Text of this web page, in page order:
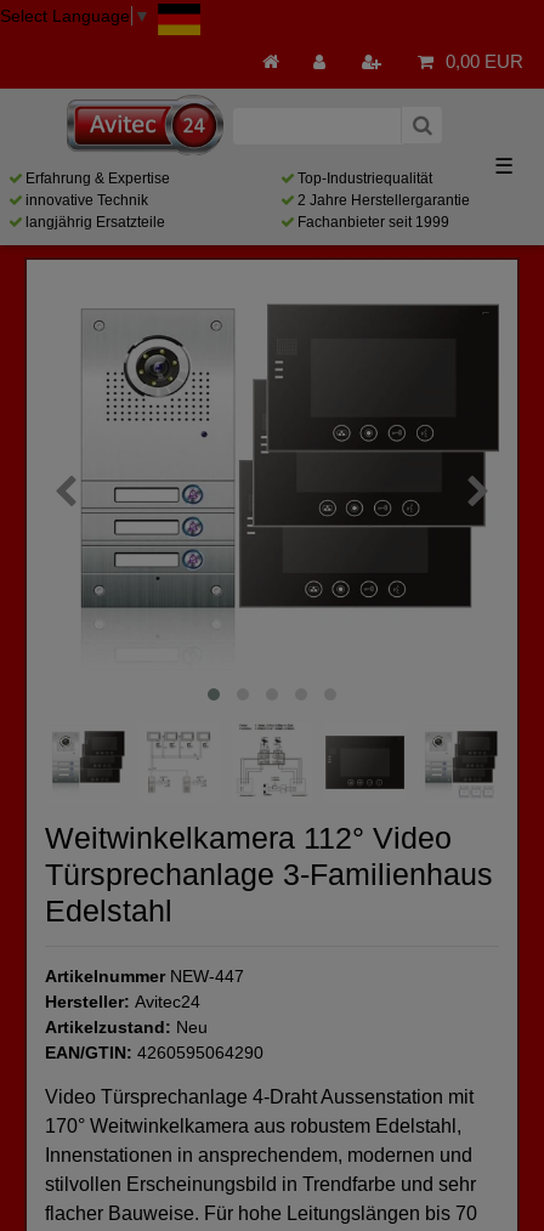
Select Language ▼
0,00 EUR
Erfahrung & Expertise
Top-Industriequalität
innovative Technik
2 Jahre Herstellergarantie
langjährig Ersatzteile
Fachanbieter seit 1999
☰
Weitwinkelkamera 112° Video
Türsprechanlage 3-Familienhaus
Edelstahl
Artikelnummer NEW-447
Hersteller: Avitec24
Artikelzustand: Neu
EAN/GTIN: 4260595064290
Video Türsprechanlage 4-Draht Aussenstation mit
170° Weitwinkelkamera aus robustem Edelstahl,
Innenstationen in ansprechendem, modernen und
stilvollen Erscheinungsbild in Trendfarbe und sehr
flacher Bauweise. Für hohe Leitungslängen bis 70